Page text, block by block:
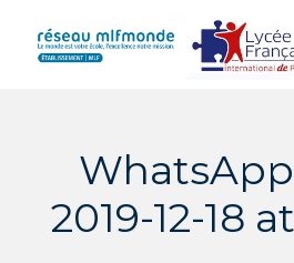
content
2019-12-18